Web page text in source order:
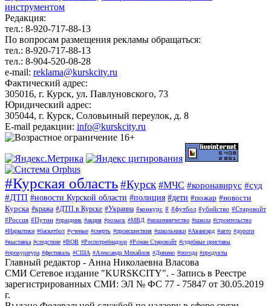
инструментом
Редакция:
тел.: 8-920-717-88-13
По вопросам размещения рекламы обращаться:
тел.: 8-920-717-88-13
тел.: 8-904-520-08-28
e-mail: reklama@kurskcity.ru
Фактический адрес:
305016, г. Курск, ул. Павлуновского, 73
Юридический адрес:
305044, г. Курск, Соловьиный переулок, д. 8
E-mail редакции: info@kurskcity.ru
#Курская область#Курск #МЧС #коронавирус #суд
#ДТП #новости Курской области #полиция #дети #пожар #новости
Курска #кража #ДТП в Курске #Украина #конкурс # #футбол #убийство #Старовойт
#Россия #Путин #праздник #акция #розыск #МВД #мошенничество #школа #строительство
#Наркотики #баскетбол #ученые #смерть #происшествия #школьники #Авангард #авто #дороги
#выставка #следствие #ВОВ #Роспотребнадзор #Роман Старовойт #судебные приставы
#прокуратура #фестиваль #США #Александр Михайлов #Динамо #погода #продукты
Главный редактор - Анна Николаевна Власова
СМИ Сетевое издание "KURSKCITY". - Запись в Реестре
зарегистрированных СМИ: ЭЛ № ФС 77 - 75847 от 30.05.2019
г.